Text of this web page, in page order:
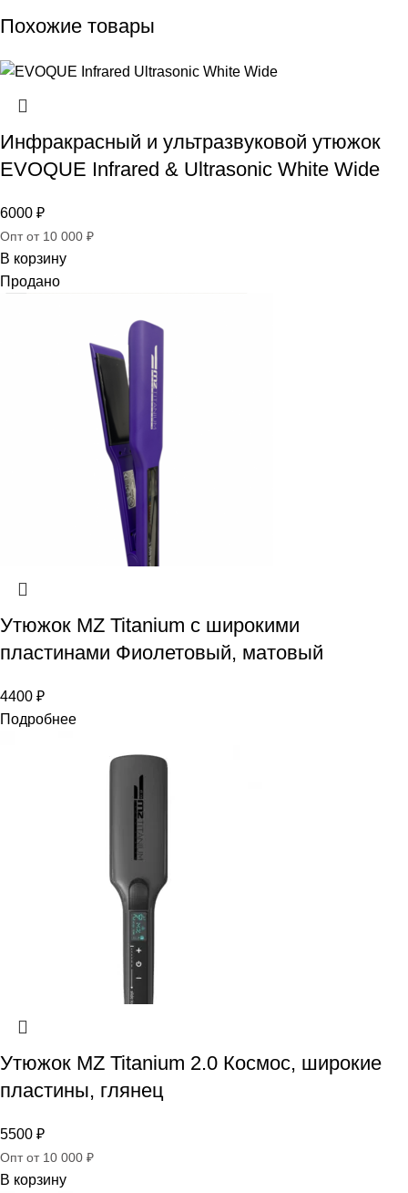
Похожие товары
Инфракрасный и ультразвуковой утюжок
EVOQUE Infrared & Ultrasonic White Wide
6000 ₽
Опт от 10 000 ₽
В корзину
Продано
Утюжок MZ Titanium с широкими
пластинами Фиолетовый, матовый
4400 ₽
Подробнее
Утюжок MZ Titanium 2.0 Космос, широкие
пластины, глянец
5500 ₽
Опт от 10 000 ₽
В корзину